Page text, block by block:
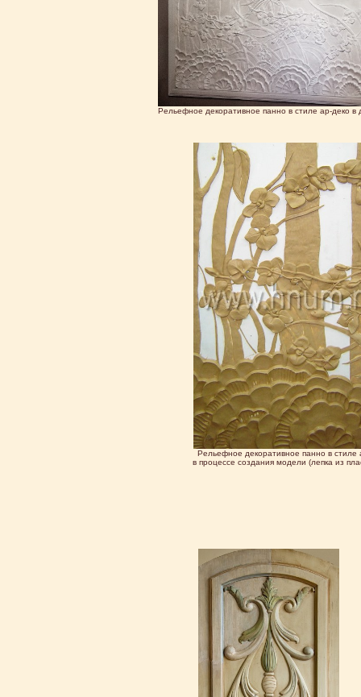
Рельефное декоративное панно в стиле ар-деко
Рельефное декоративное панно в стиле
в процессе создания модели (лепка из